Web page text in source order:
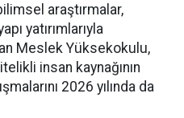
araştırmalar,
yatırımlarıyla
Meslek Yüksekokulu,
insan kaynağının
2026 yılında da